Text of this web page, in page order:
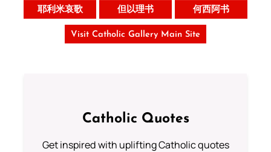
耶利米哀歌 但以理书 何西阿书
Visit Catholic Gallery Main Site
Catholic Quotes
Get inspired with uplifting Catholic quotes